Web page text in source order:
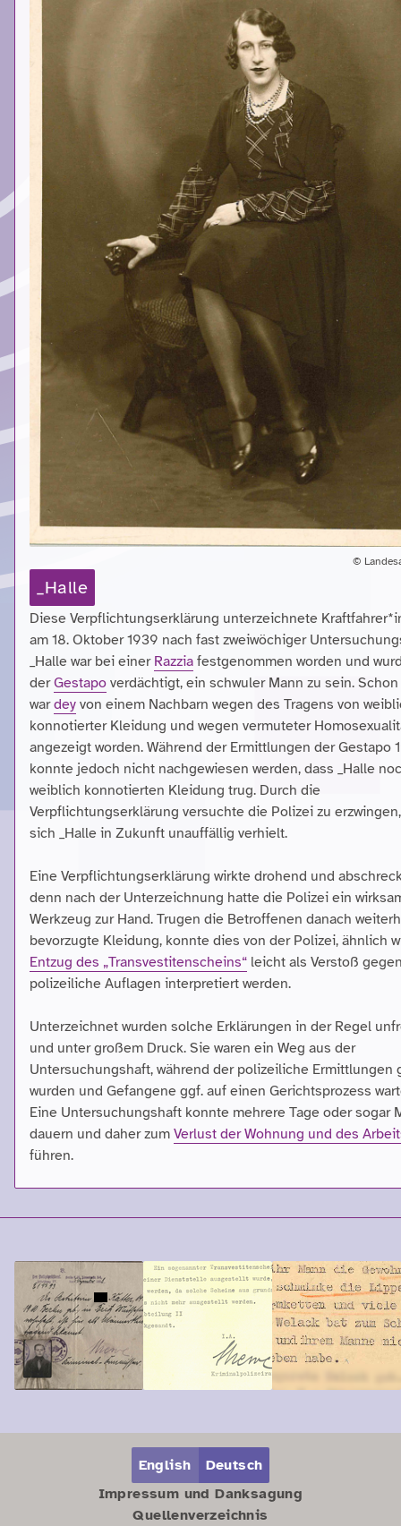
©
_Halle
Diese Verpflichtungserklärung unterzeichnete
am 18. Oktober 1939 nach fast zweiwöchiger
_Halle war bei einer Razzia festgenommen worden und
derGestapo verdächtigt, ein schwuler Mann zu sein.
wardey von einem Nachbarn wegen des Tragens von
konnotierter Kleidung und wegen vermuteter
angezeigt worden. Während der Ermittlungen der Gestapo
konnte jedoch nicht nachgewiesen werden, dass _Halle
weiblich konnotierten Kleidung trug. Durch die
Verpflichtungserklärung versuchte die Polizei zu
sich _Halle in Zukunft unauffällig verhielt.
Eine Verpflichtungserklärung wirkte drohend und
denn nach der Unterzeichnung hatte die Polizei ein
Werkzeug zur Hand. Trugen die Betroffenen danach
bevorzugte Kleidung, konnte dies von der Polizei, ähnlich
Entzug des „Transvestitenscheins“ leicht als Verstoß
polizeiliche Auflagen interpretiert werden.
Unterzeichnet wurden solche Erklärungen in der Regel
und unter großem Druck. Sie waren ein Weg aus der
Untersuchungshaft, während der polizeiliche Ermittlungen
wurden und Gefangene ggf. auf einen Gerichtsprozess
Eine Untersuchungshaft konnte mehrere Tage oder sogar
dauern und daher zum Verlust der Wohnung und des
führen.
Zum Hauptbereich springen
Zum Hauptmenü springen
Impressum und Danksagung
Quellenverzeichnis
English Deutsch